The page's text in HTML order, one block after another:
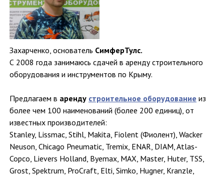
Захарченко, основатель СимферТулс.
С 2008 года занимаюсь сдачей в аренду строительного
оборудования и инструментов по Крыму.
Предлагаем в аренду строительное оборудование из
более чем 100 наименований (более 200 единиц), от
известных производителей:
Stanley, Lissmac, Stihl, Makita, Fiolent (Фиолент), Wacker
Neuson, Chicago Pneumatic, Tremix, ENAR, DIAM, Atlas-
Copco, Lievers Holland, Byemax, MAX, Master, Huter, TSS,
Grost, Spektrum, ProCraft, Elti, Simko, Hugner, Kranzle,